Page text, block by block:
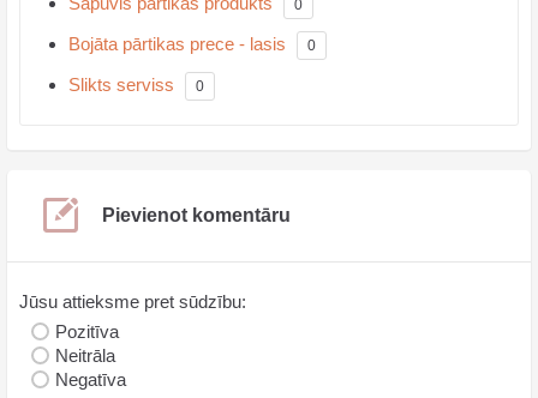
0
Bojāta pārtikas prece - lasis 0
Slikts serviss 0
Pievienot komentāru
Jūsu attieksme pret sūdzību:
Pozitīva
Neitrāla
Negatīva